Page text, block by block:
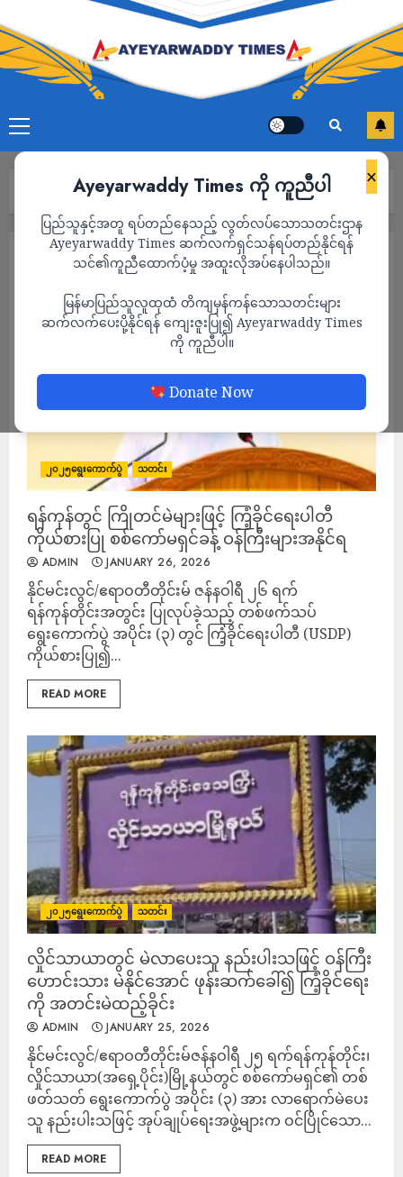
×
Ayeyarwaddy Times ကို ကူညီပါ
ပြည်သူနှင့်အတူ ရပ်တည်နေသည့် လွတ်လပ်သောသတင်းဌာန
Ayeyarwaddy Times ဆက်လက်ရှင်သန်ရပ်တည်နိုင်ရန်
သင်၏ကူညီထောက်ပံ့မှု အထူးလိုအပ်နေပါသည်။
မြန်မာပြည်သူလူထုထံ တိကျမှန်ကန်သောသတင်းများ
ဆက်လက်ပေးပို့နိုင်ရန် ကျေးဇူးပြု၍ Ayeyarwaddy Times
ကို ကူညီပါ။
Donate Now
၂၀၂၅ရွေးကောက်ပွဲ Page 3
၂၀၂၅ရွေးကောက်ပွဲ
၂၀၂၅ရွေးကောက်ပွဲ သတင်း
ရန်ကုန်တွင် ကြိုတင်မဲများဖြင့် ကြံ့ခိုင်ရေးပါတီ
ကိုယ်စားပြု စစ်ကော်မရှင်ခန့် ဝန်ကြီးများအနိုင်ရ
ADMIN JANUARY 26, 2026
နိုင်မင်းလွင်/ဧရာဝတီတိုင်းမ် ဇန်နဝါရီ ၂၆ ရက်
ရန်ကုန်တိုင်းအတွင်း ပြုလုပ်ခဲ့သည့် တစ်ဖက်သပ်
ရွေးကောက်ပွဲ အပိုင်း (၃) တွင် ကြံ့ခိုင်ရေးပါတီ (USDP)
ကိုယ်စားပြု၍...
READ MORE
၂၀၂၅ရွေးကောက်ပွဲ သတင်း
လှိုင်သာယာတွင် မဲလာပေးသူ နည်းပါးသဖြင့် ဝန်ကြီး
ဟောင်းသား မဲနိုင်အောင် ဖုန်းဆက်ခေါ်၍ ကြံ့ခိုင်ရေး
ကို အတင်းမဲထည့်ခိုင်း
ADMIN JANUARY 25, 2026
နိုင်မင်းလွင်/ဧရာဝတီတိုင်းမ်ဇန်နဝါရီ ၂၅ ရက်ရန်ကုန်တိုင်း၊
လှိုင်သာယာ(အရှေ့ပိုင်း)မြို့နယ်တွင် စစ်‌ကော်မရှင်၏ တစ်
ဖတ်သတ် ရွေးကောက်ပွဲ အပိုင်း (၃) အား လာရောက်မဲပေး
သူ နည်းပါးသဖြင့် အုပ်ချုပ်ရေးအဖွဲ့များက ဝင်ပြိုင်သော...
READ MORE